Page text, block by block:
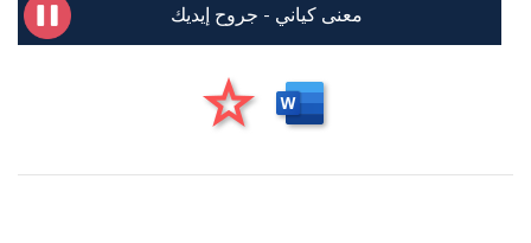
معنى كياني - جروح إيديك